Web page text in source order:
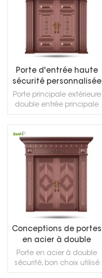
Porte d'entrée haute
sécurité personnalisée
en cuivre noble
Porte principale extérieure
double entrée principale
portes avant conception
porte de sécurité interne
portes en cuivre porte
d'entrée pivotante
LIRE LA SUITE
Conceptions de portes
en acier à double
sécurité en cuivre pour
porte d'entrée
Porte en acier à double
sécurité, bon choix utilisé
pour la porte d'entrée de